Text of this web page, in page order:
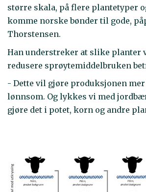
større skala, på flere plantetyper
komme norske bønder til gode,
Thorstensen.
Han understreker at slike planter
redusere sprøytemiddelbruken
- Dette vil gjøre produksjonen
lønnsom. Og lykkes vi med
gjøre det i potet, korn og andre